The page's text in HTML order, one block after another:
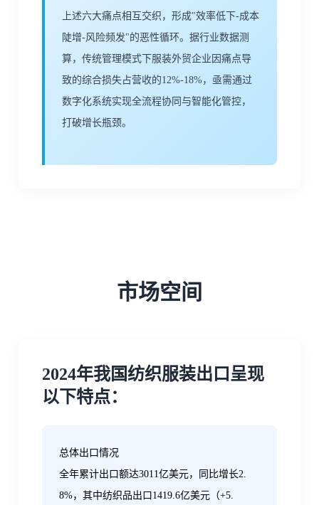
上述六大痛点相互交织，形成"效率低下-成本
陡增-风险频发"的恶性循环。据行业数据测
算，传统管理模式下服装外贸企业因痛点导
致的综合损失占营收的12%-18%，亟需通过
数字化系统实现全流程协同与智能化管控，
打破增长瓶颈。
市场空间
2024年我国纺织服装出口呈现
以下特点：
‌总体出口情况‌
全年累计出口额达3011亿美元，同比增长2.
8%，其中纺织品出口1419.6亿美元（+5.